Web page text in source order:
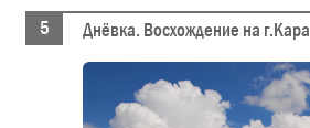
Днёвка. Восхождение на г.Кара